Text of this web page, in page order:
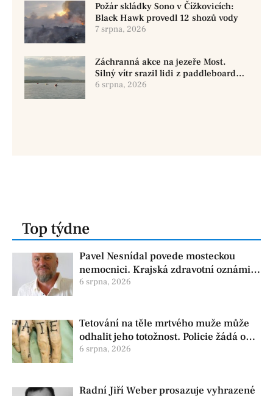
Požár skládky Sono v Čížkovicích:
Black Hawk provedl 12 shozů vody
7 srpna, 2026
Záchranná akce na jezeře Most.
Silný vítr srazil lidi z paddleboardů,
dvě osoby se pohřešují
6 srpna, 2026
Top týdne
Pavel Nesnídal povede mosteckou
nemocnici. Krajská zdravotní oznámila
změnu ve vedení
6 srpna, 2026
Tetování na těle mrtvého muže může
odhalit jeho totožnost. Policie žádá o
pomoc
6 srpna, 2026
Radní Jiří Weber prosazuje vyhrazené